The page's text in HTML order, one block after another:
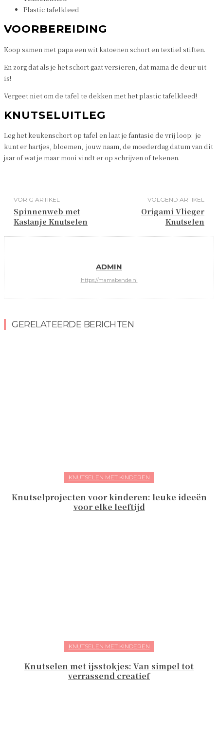
Plastic tafelkleed
VOORBEREIDING
Koop samen met papa een wit katoenen schort en textiel stiften.
En zorg dat als je het schort gaat versieren, dat mama de deur uit
is!
Vergeet niet om de tafel te dekken met het plastic tafelkleed!
KNUTSELUITLEG
Leg het keukenschort op tafel en laat je fantasie de vrij loop: je
kunt er hartjes, bloemen, jouw naam, de moederdag datum van dit
jaar of wat je maar mooi vindt er op schrijven of tekenen.
VORIG ARTIKEL
Spinnenweb met
Kastanje Knutselen
VOLGEND ARTIKEL
Origami Vlieger
Knutselen
ADMIN
https://mamabende.nl
GERELATEERDE BERICHTEN
KNUTSELEN MET KINDEREN
Knutselprojecten voor kinderen: leuke ideeën
voor elke leeftijd
KNUTSELEN MET KINDEREN
Knutselen met ijsstokjes: Van simpel tot
verrassend creatief